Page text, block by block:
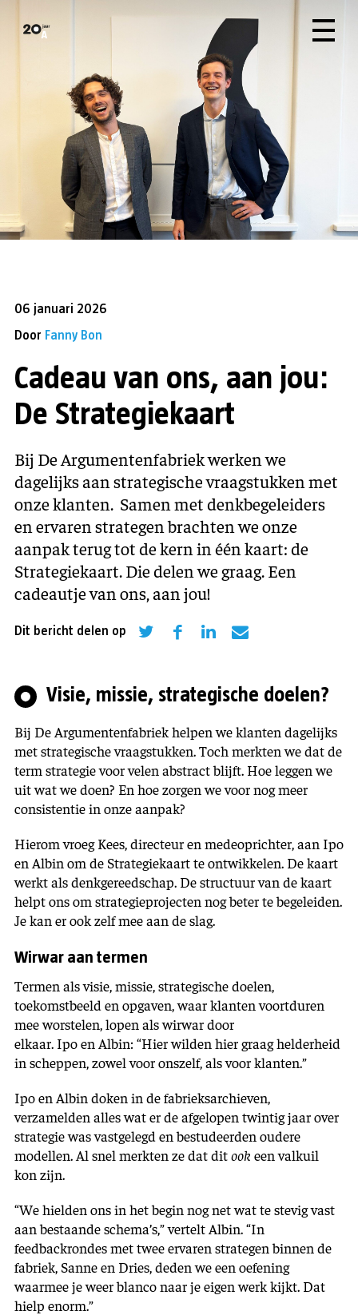
06 januari 2026
Door Fanny Bon
Cadeau van ons, aan jou:
De Strategiekaart
Bij De Argumentenfabriek werken we
dagelijks aan strategische vraagstukken met
onze klanten. Samen met denkbegeleiders
en ervaren strategen brachten we onze
aanpak terug tot de kern in één kaart: de
Strategiekaart. Die delen we graag. Een
cadeautje van ons, aan jou!
Dit bericht delen op
Visie, missie, strategische doelen?
Bij De Argumentenfabriek helpen we klanten dagelijks
met strategische vraagstukken. Toch merkten we dat de
term strategie voor velen abstract blijft. Hoe leggen we
uit wat we doen? En hoe zorgen we voor nog meer
consistentie in onze aanpak?
Hierom vroeg Kees, directeur en medeoprichter, aan Ipo
en Albin om de Strategiekaart te ontwikkelen. De kaart
werkt als denkgereedschap. De structuur van de kaart
helpt ons om strategieprojecten nog beter te begeleiden.
Je kan er ook zelf mee aan de slag.
Wirwar aan termen
Termen als visie, missie, strategische doelen,
toekomstbeeld en opgaven, waar klanten voortduren
mee worstelen, lopen als wirwar door
elkaar. Ipo en Albin: “Hier wilden hier graag helderheid
in scheppen, zowel voor onszelf, als voor klanten.”
Ipo en Albin doken in de fabrieksarchieven,
verzamelden alles wat er de afgelopen twintig jaar over
strategie was vastgelegd en bestudeerden oudere
modellen. Al snel merkten ze dat ditook een valkuil
kon zijn.
“We hielden ons in het begin nog net wat te stevig vast
aan bestaande schema’s,” vertelt Albin. “In
feedbackrondes met twee ervaren strategen binnen de
fabriek, Sanne en Dries, deden we een oefening
waarmee je weer blanco naar je eigen werk kijkt. Dat
hielp enorm.”